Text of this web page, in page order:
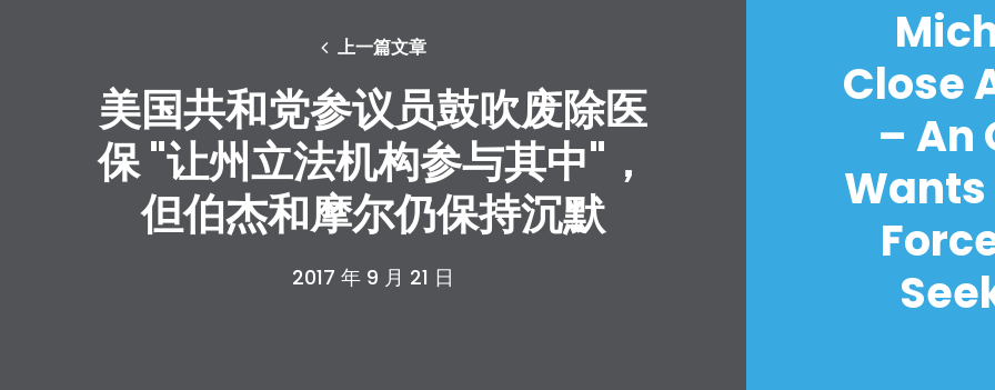
上一篇文章
美国共和党参议员鼓吹废除医
保 "让州立法机构参与其中"，
但伯杰和摩尔仍保持沉默
2017 年 9 月 21 日
Close
– An
Wants